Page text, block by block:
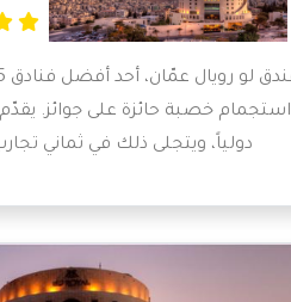
استجمام خصبة حائزة على جوائز.
دولياً، ويتجلى ذلك في ثماني